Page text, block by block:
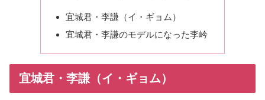
宜城君・李謙（イ・ギョム）
宜城君・李謙のモデルになった李岒
宜城君・李謙（イ・ギョム）